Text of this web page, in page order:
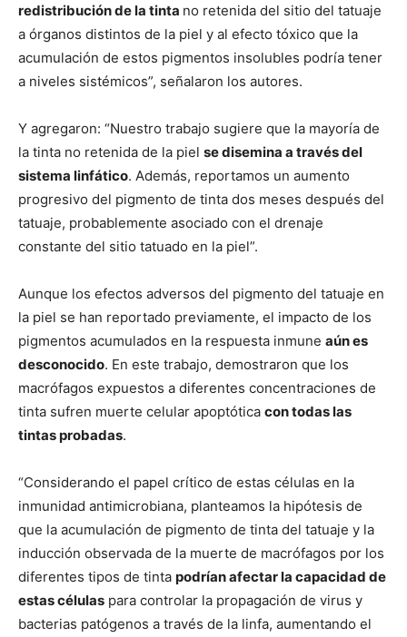
redistribución de la tinta no retenida del sitio del tatuaje
a órganos distintos de la piel y al efecto tóxico que la
acumulación de estos pigmentos insolubles podría tener
a niveles sistémicos”, señalaron los autores.
Y agregaron: “Nuestro trabajo sugiere que la mayoría de
la tinta no retenida de la piel se disemina a través del
sistema linfático. Además, reportamos un aumento
progresivo del pigmento de tinta dos meses después del
tatuaje, probablemente asociado con el drenaje
constante del sitio tatuado en la piel”.
Aunque los efectos adversos del pigmento del tatuaje en
la piel se han reportado previamente, el impacto de los
pigmentos acumulados en la respuesta inmune aún es
desconocido. En este trabajo, demostraron que los
macrófagos expuestos a diferentes concentraciones de
tinta sufren muerte celular apoptótica con todas las
tintas probadas.
“Considerando el papel crítico de estas células en la
inmunidad antimicrobiana, planteamos la hipótesis de
que la acumulación de pigmento de tinta del tatuaje y la
inducción observada de la muerte de macrófagos por los
diferentes tipos de tinta podrían afectar la capacidad de
estas células para controlar la propagación de virus y
bacterias patógenos a través de la linfa, aumentando el